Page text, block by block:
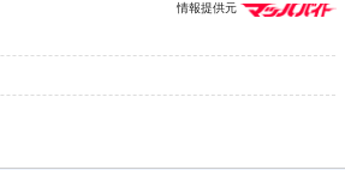
情報提供元